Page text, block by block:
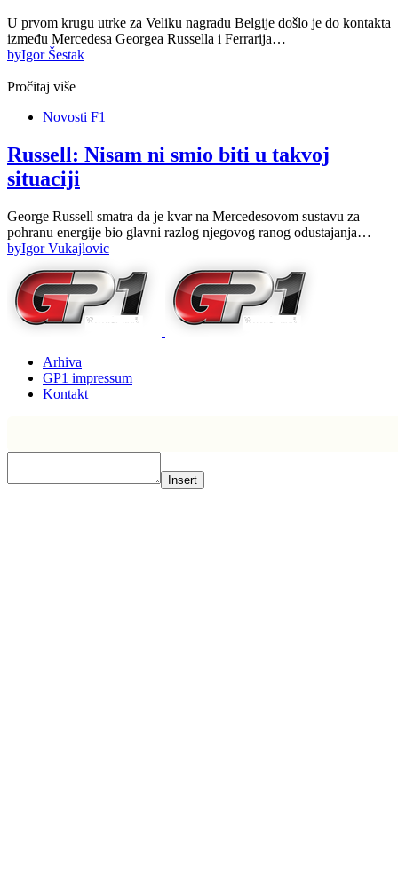
U prvom krugu utrke za Veliku nagradu Belgije došlo je do kontakta
između Mercedesa Georgea Russella i Ferrarija…
byIgor Šestak
Pročitaj više
Novosti F1
Russell: Nisam ni smio biti u takvoj
situaciji
George Russell smatra da je kvar na Mercedesovom sustavu za
pohranu energije bio glavni razlog njegovog ranog odustajanja…
byIgor Vukajlovic
Arhiva
GP1 impressum
Kontakt
Insert